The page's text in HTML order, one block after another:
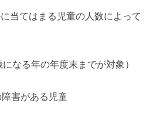
当てはまる児童の人数によって
なる年の年度末までが対象）
害がある児童